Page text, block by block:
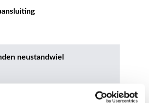
neustandwiel